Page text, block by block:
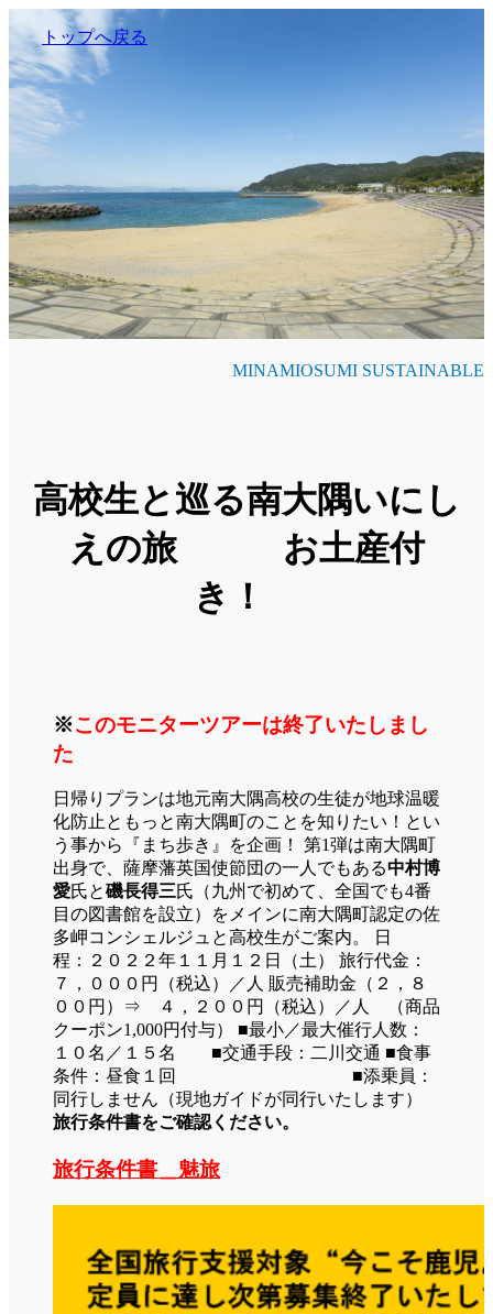
トップへ戻る
MINAMIOSUMI SUSTAINABLE
高校生と巡る南大隅いにし
えの旅 お土産付
き！
※このモニターツアーは終了いたしまし
た
日帰りプランは地元南大隅高校の生徒が地球温暖
化防止ともっと南大隅町のことを知りたい！とい
う事から『まち歩き』を企画！ 第1弾は南大隅町
出身で、薩摩藩英国使節団の一人でもある中村博
愛氏と磯長得三氏（九州で初めて、全国でも4番
目の図書館を設立）をメインに南大隅町認定の佐
多岬コンシェルジュと高校生がご案内。 日
程：２０２２年１１月１２日（土） 旅行代金：
７，０００円（税込）／人 販売補助金（２，８
００円）⇒ ４，２００円（税込）／人 （商品
クーポン1,000円付与） ■最小／最大催行人数：
１０名／１５名 ■交通手段：二川交通 ■食事
条件：昼食１回 ■添乗員：
同行しません（現地ガイドが同行いたします）
旅行条件書をご確認ください。
旅行条件書＿魅旅